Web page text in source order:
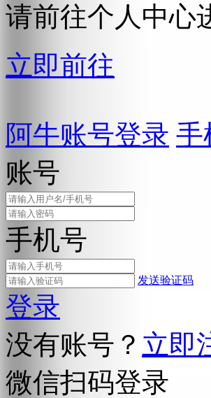
请前往个人中心
立即前往
阿牛账号登录 手
账号
手机号
发送验证码
登录
没有账号？ 立即
微信扫码登录